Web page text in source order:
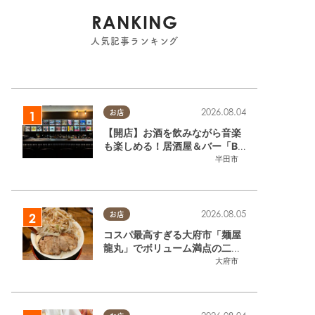
RANKING
人気記事ランキング
お店
半田市
2026.08.04
【開店】お酒を飲みながら音楽
も楽しめる！居酒屋＆バー「BL
OOMY（ブルーミー）」が7/3
お店
大府市
2026.08.05
コスパ最高すぎる大府市「麺屋
龍丸」でボリューム満点の二郎
系ラーメンを堪能してきた